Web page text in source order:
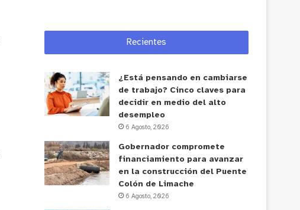
Recientes
¿Está pensando en cambiarse
de trabajo? Cinco claves para
decidir en medio del alto
desempleo
6 Agosto, 2026
Gobernador compromete
financiamiento para avanzar
en la construcción del Puente
Colón de Limache
6 Agosto, 2026